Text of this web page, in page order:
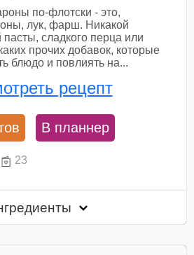
по-флотски - это,
лук, фарш. Никакой
сладкого перца или
прочих добавок, которые
блюдо и повлиять на...
рецепт
В планнер
23